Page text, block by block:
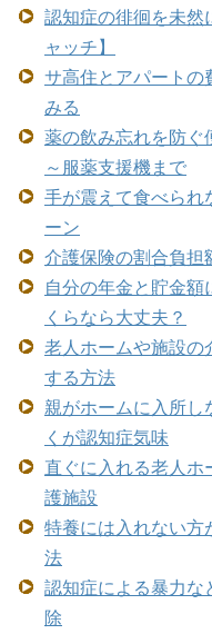
認知症の徘徊を未然
ャッチ】
サ高住とアパートの
みる
薬の飲み忘れを防ぐ
～服薬支援機まで
手が震えて食べられ
ーン
介護保険の割合負担
自分の年金と貯金
くらなら大丈夫？
老人ホームや施設の
する方法
親がホームに入所
くが認知症気味
直ぐに入れる老人ホ
護施設
特養には入れない方
法
認知症による暴力な
除